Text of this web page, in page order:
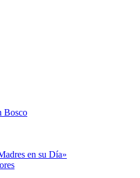
Bosco
en su Día»